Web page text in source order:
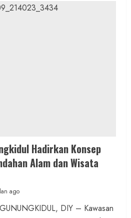
Antusiasme
dan Kunci Hidup
Utama Pengajian
ago
Hadirkan Konsep
Alam dan Wisata
ago
DIY – Kawasan